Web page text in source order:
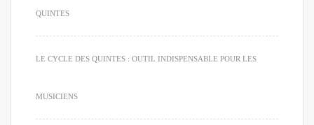
QUINTES
LE CYCLE DES QUINTES : OUTIL INDISPENSABLE POUR LES
MUSICIENS